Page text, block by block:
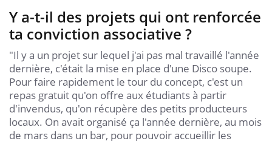
Y a-t-il des projets qui ont renforcée
ta conviction associative ?
"Il y a un projet sur lequel j'ai pas mal travaillé l'année
dernière, c'était la mise en place d'une Disco soupe.
Pour faire rapidement le tour du concept, c'est un
repas gratuit qu'on offre aux étudiants à partir
d'invendus, qu'on récupère des petits producteurs
locaux. On avait organisé ça l'année dernière, au mois
de mars dans un bar, pour pouvoir accueillir les